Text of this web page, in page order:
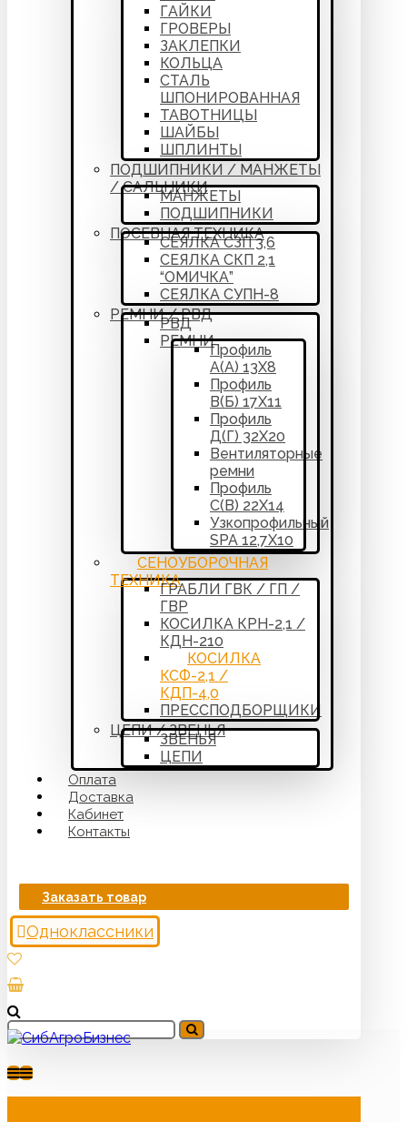
ГАЙКИ
ГРОВЕРЫ
ЗАКЛЕПКИ
КОЛЬЦА
СТАЛЬ
ШПОНИРОВАННАЯ
ТАВОТНИЦЫ
ШАЙБЫ
ШПЛИНТЫ
ПОДШИПНИКИ / МАНЖЕТЫ
/ САЛЬНИКИ
МАНЖЕТЫ
ПОДШИПНИКИ
ПОСЕВНАЯ ТЕХНИКА
СЕЯЛКА СЗП 3,6
СЕЯЛКА СКП 2,1
“ОМИЧКА”
СЕЯЛКА СУПН-8
РЕМНИ / РВД
РВД
РЕМНИ
Профиль
А(А) 13Х8
Профиль
В(Б) 17Х11
Профиль
Д(Г) 32Х20
Вентиляторные
ремни
Профиль
С(В) 22Х14
Узкопрофильный
SPA 12,7Х10
СЕНОУБОРОЧНАЯ
ТЕХНИКА
ГРАБЛИ ГВК / ГП /
ГВР
КОСИЛКА КРН-2,1 /
КДН-210
КОСИЛКА
КСФ-2,1 /
КДП-4,0
ПРЕССПОДБОРЩИКИ
ЦЕПИ / ЗВЕНЬЯ
ЗВЕНЬЯ
ЦЕПИ
Оплата
Доставка
Кабинет
Контакты
Заказать товар
Одноклассники